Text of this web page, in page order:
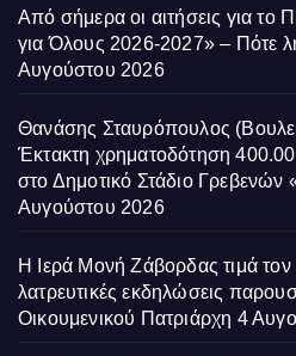
Από σήμερα οι αιτήσεις για το
για Όλους 2026-2027» – Πότε
Αυγούστου 2026
Θανάσης Σταυρόπουλος
Έκτακτη χρηματοδότηση
στο Δημοτικό Στάδιο Γρεβενών
Αυγούστου 2026
Η Ιερά Μονή Ζάβορδας τιμά τον
λατρευτικές εκδηλώσεις
Οικουμενικού Πατριάρχη 4